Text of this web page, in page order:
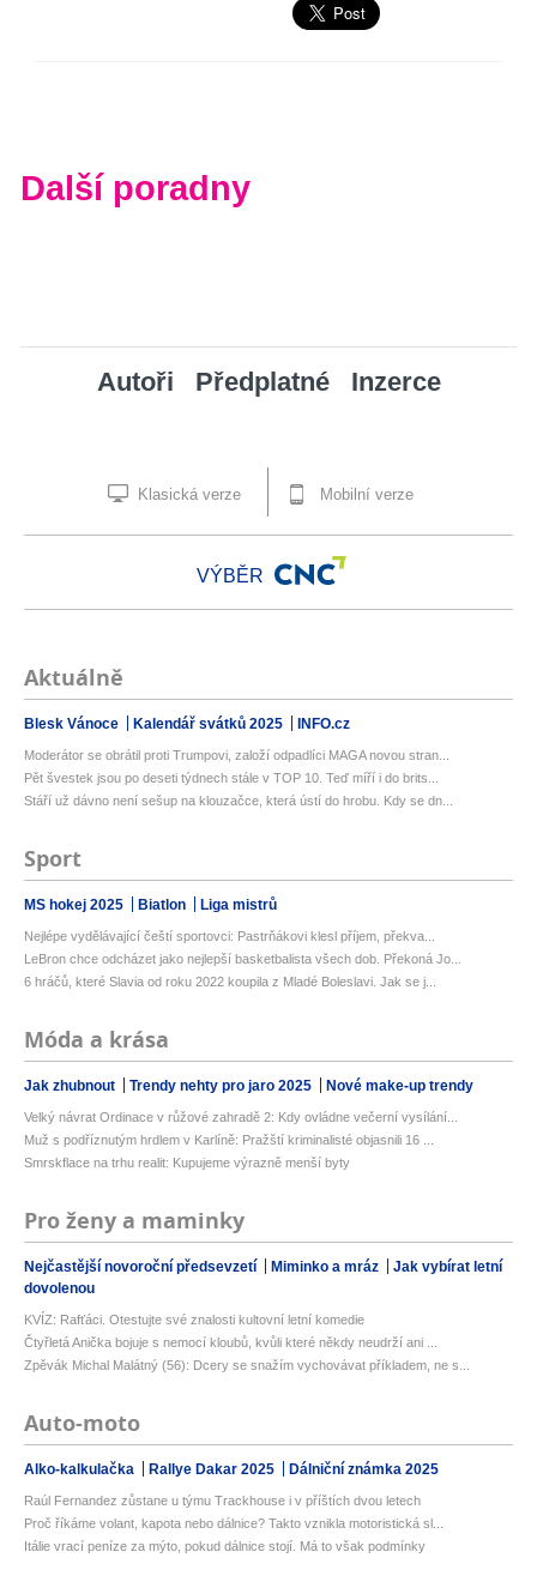
Další poradny
Autoři Předplatné Inzerce
Klasická verze Mobilní verze
VÝBĚR
Aktuálně
Blesk Vánoce Kalendář svátků 2025 INFO.cz
Moderátor se obrátil proti Trumpovi, založí odpadlíci MAGA novou stran...
Pět švestek jsou po deseti týdnech stále v TOP 10. Teď míří i do brits...
Stáří už dávno není sešup na klouzačce, která ústí do hrobu. Kdy se dn...
Sport
MS hokej 2025 Biatlon Liga mistrů
Nejlépe vydělávající čeští sportovci: Pastrňákovi klesl příjem, překva...
LeBron chce odcházet jako nejlepší basketbalista všech dob. Překoná Jo...
6 hráčů, které Slavia od roku 2022 koupila z Mladé Boleslavi. Jak se j...
Móda a krása
Jak zhubnout Trendy nehty pro jaro 2025 Nové make-up trendy
Velký návrat Ordinace v růžové zahradě 2: Kdy ovládne večerní vysílání...
Muž s podříznutým hrdlem v Karlíně: Pražští kriminalisté objasnili 16 ...
Smrskflace na trhu realit: Kupujeme výrazně menší byty
Pro ženy a maminky
Nejčastější novoroční předsevzetí Miminko a mráz
Jak vybírat letní
dovolenou
KVÍZ: Rafťáci. Otestujte své znalosti kultovní letní komedie
Čtyřletá Anička bojuje s nemocí kloubů, kvůli které někdy neudrží ani ...
Zpěvák Michal Malátný (56): Dcery se snažím vychovávat příkladem, ne s...
Auto-moto
Alko-kalkulačka Rallye Dakar 2025 Dálniční známka 2025
Raúl Fernandez zůstane u týmu Trackhouse i v příštích dvou letech
Proč říkáme volant, kapota nebo dálnice? Takto vznikla motoristická sl...
Itálie vrací peníze za mýto, pokud dálnice stojí. Má to však podmínky